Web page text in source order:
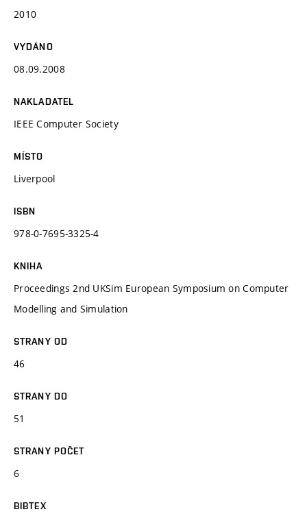
2010
VYDÁNO
08.09.2008
NAKLADATEL
IEEE Computer Society
MÍSTO
Liverpool
ISBN
978-0-7695-3325-4
KNIHA
Proceedings 2nd UKSim European Symposium on Computer
Modelling and Simulation
STRANY OD
46
STRANY DO
51
STRANY POČET
6
BIBTEX